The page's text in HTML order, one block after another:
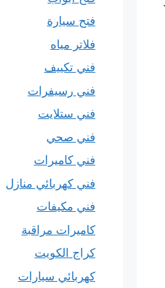
فتح سيارة
فلاتر مياه
فني تكييف
فني رسيفرات
فني ستلايت
فني صحي
فني كاميرات
فني كهربائي منازل
فني مكيفات
كاميرات مراقبة
كراج الكويت
كهربائي سيارات